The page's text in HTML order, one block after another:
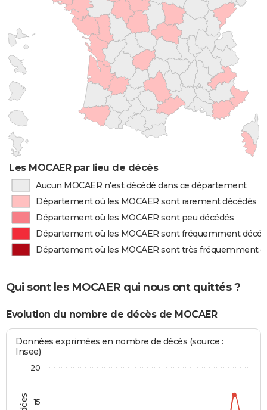
Les MOCAER par lieu de décès
Aucun MOCAER n'est décédé dans ce département
Département où les MOCAER sont rarement décédés
Département où les MOCAER sont peu décédés
Département où les MOCAER sont fréquemment
Département où les MOCAER sont très fréquemment
Qui sont les MOCAER qui nous ont quittés ?
Evolution du nombre de décès de MOCAER
Données exprimées en nombre de décès (source :
Insee)
15
20